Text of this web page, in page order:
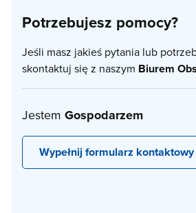
Potrzebujesz pomocy?
Jeśli masz jakieś pytania lub
skontaktuj się z naszym Biurem
Jestem Gospodarzem
Wypełnij formularz kontaktowy